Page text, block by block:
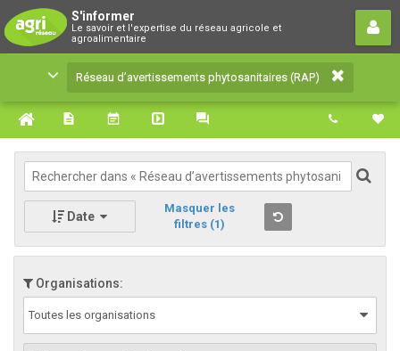
S'informer
Le savoir et l'expertise du réseau agricole et
agroalimentaire
Réseau d’avertissements
phytosanitaires (RAP)
Le savoir et l'expertise du réseau agricole et
agroalimentaire
Réseau d’avertissements phytosanitaires (RAP)
Date
Masquer les
filtres (1)
Organisations:
Toutes les organisations